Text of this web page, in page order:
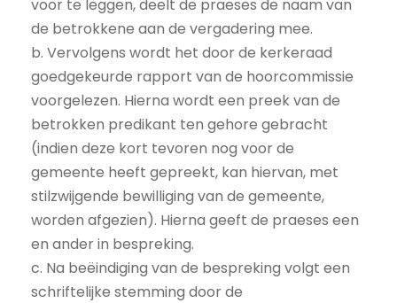
voor te leggen, deelt de praeses de naam van
de betrokkene aan de vergadering mee.
b. Vervolgens wordt het door de kerkeraad
goedgekeurde rapport van de hoorcommissie
voorgelezen. Hierna wordt een preek van de
betrokken predikant ten gehore gebracht
(indien deze kort tevoren nog voor de
gemeente heeft gepreekt, kan hiervan, met
stilzwijgende bewilliging van de gemeente,
worden afgezien). Hierna geeft de praeses een
en ander in bespreking.
c. Na beëindiging van de bespreking volgt een
schriftelijke stemming door de